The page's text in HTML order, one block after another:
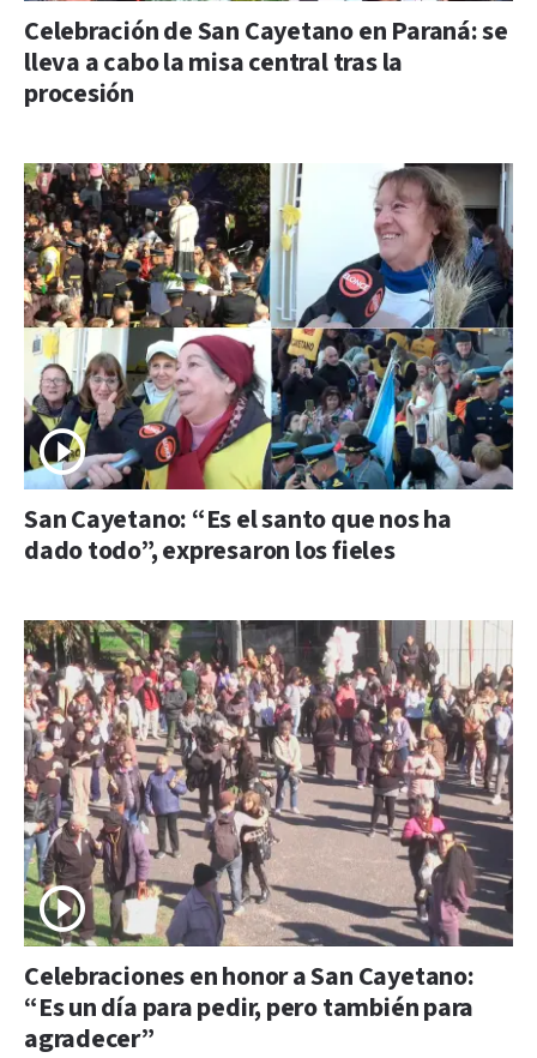
Celebración de San Cayetano en Paraná: se
lleva a cabo la misa central tras la
procesión
San Cayetano: “Es el santo que nos ha
dado todo”, expresaron los fieles
Celebraciones en honor a San Cayetano:
“Es un día para pedir, pero también para
agradecer”